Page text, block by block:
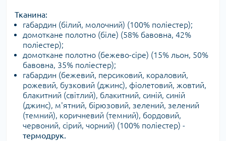
Тканина:
габардин (білий, молочний) (100% поліестер);
домоткане полотно (біле) (58% бавовна, 42%
поліестер);
домоткане полотно (бежево-сіре) (15% льон, 50%
бавовна, 35% поліестер);
габардин (бежевий, персиковий, кораловий,
рожевий, бузковий (джинс), фіолетовий, жовтий,
блакитний (світлий), блакитний, синій, синій
(джинс), м'ятний, бірюзовий, зелений, зелений
(темний), коричневий (темний), бордовий,
червоний, сірий, чорний) (100% поліестер) -
термодрук.